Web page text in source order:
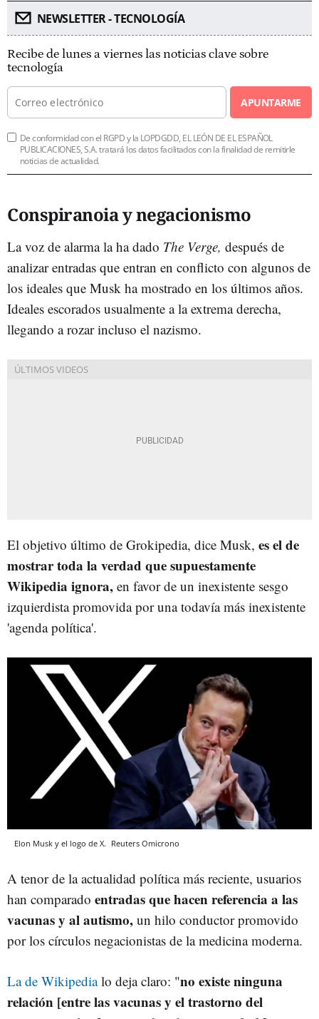
NEWSLETTER - TECNOLOGÍA
Recibe de lunes a viernes las noticias clave sobre
tecnología
APUNTARME
De conformidad con el RGPD y la LOPDGDD, EL LEÓN DE EL ESPAÑOL
PUBLICACIONES, S.A. tratará los datos facilitados con la finalidad de remitirle
noticias de actualidad.
Conspiranoia y negacionismo
La voz de alarma la ha dado The Verge, después de
analizar entradas que entran en conflicto con algunos de
los ideales que Musk ha mostrado en los últimos años.
Ideales escorados usualmente a la extrema derecha,
llegando a rozar incluso el nazismo.
El objetivo último de Grokipedia, dice Musk, es el de
mostrar toda la verdad que supuestamente
Wikipedia ignora, en favor de un inexistente sesgo
izquierdista promovida por una todavía más inexistente
'agenda política'.
Elon Musk y el logo de X. Reuters Omicrono
A tenor de la actualidad política más reciente, usuarios
han comparado entradas que hacen referencia a las
vacunas y al autismo, un hilo conductor promovido
por los círculos negacionistas de la medicina moderna.
La de Wikipedialo deja claro: "no existe ninguna
relación [entre las vacunas y el trastorno del